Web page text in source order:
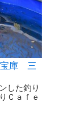
宝庫 三
した釣り
Ｃａｆｅ